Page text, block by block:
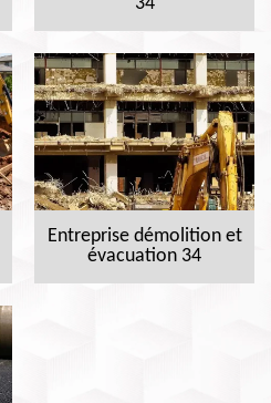
34
Entreprise démolition et
évacuation 34